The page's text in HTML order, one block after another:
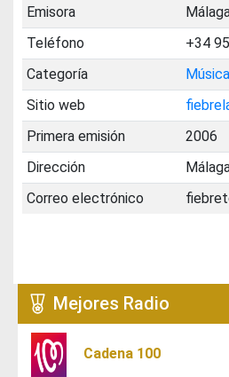
Emisora
Teléfono
+34
Categoría
Sitio web
Primera emisión
2006
Dirección
Correo electrónico
Mejores Radio
Cadena 100